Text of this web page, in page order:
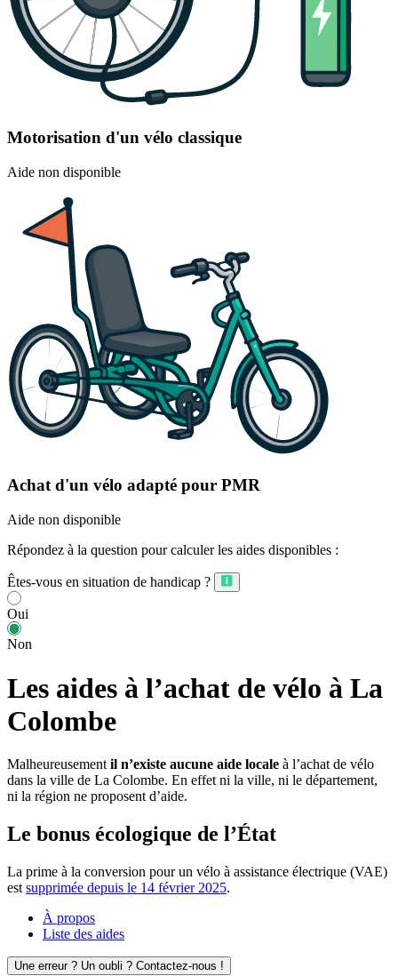
Motorisation d'un vélo classique
Aide non disponible
Achat d'un vélo adapté pour PMR
Aide non disponible
Répondez à la question pour calculer les aides disponibles :
Êtes-vous en situation de handicap ?
Oui
Non
Les aides à l’achat de vélo à La
Colombe
Malheureusement il n’existe aucune aide locale à l’achat de vélo
dans la ville de La Colombe. En effet ni la ville, ni le département,
ni la région ne proposent d’aide.
Le bonus écologique de l’État
La prime à la conversion pour un vélo à assistance électrique (VAE)
est supprimée depuis le 14 février 2025.
À propos
Liste des aides
Une erreur ? Un oubli ? Contactez-nous !